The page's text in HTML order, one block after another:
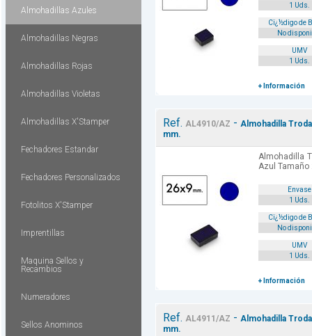
Almohadillas Azules
Almohadillas Negras
Almohadillas Rojas
Almohadillas Violetas
Almohadillas X'Stamper
Fechadores Estandar
Fechadores Personalizados
Fotolitos X'Stamper
Imprentillas
Maquina Sellos y
Recambios
Numeradores
Sellos Anominos
1 Uds.
Cï¿½digo de
No
UMV
1 Uds.
+ Información
Ref. AL4910/AZ - Almohadilla
mm.
Almohadilla
Azul Tamaño
Envase
1 Uds.
Cï¿½digo de
No
UMV
1 Uds.
+ Información
Ref. AL4911/AZ - Almohadilla
mm.